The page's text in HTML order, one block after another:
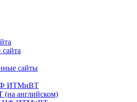
сайты
ИТМиВТ
(на английском)